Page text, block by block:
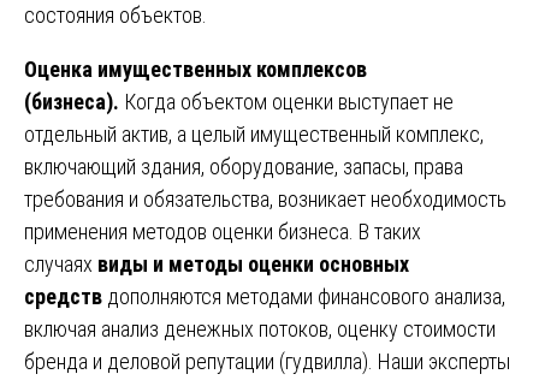
состояния объектов.
Оценка имущественных комплексов
(бизнеса). Когда объектом оценки выступает не
отдельный актив, а целый имущественный комплекс,
включающий здания, оборудование, запасы, права
требования и обязательства, возникает необходимость
применения методов оценки бизнеса. В таких
случаях виды и методы оценки основных
средств дополняются методами финансового анализа,
включая анализ денежных потоков, оценку стоимости
бренда и деловой репутации (гудвилла). Наши эксперты